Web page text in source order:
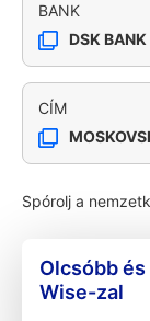
BANK
DSK
CÍM
Spórolj a
Olcsóbb
Wise-zal